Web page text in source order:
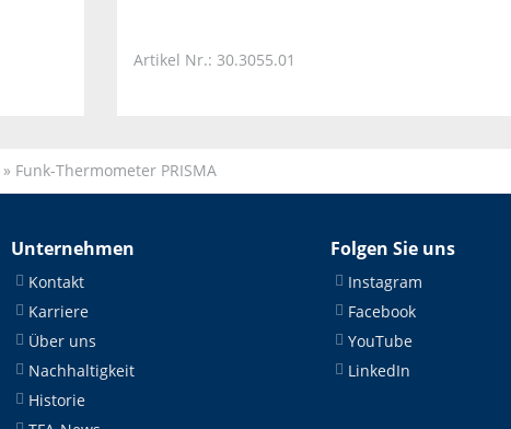
Artikel Nr.: 30.3055.01
» Funk-Thermometer PRISMA
Unternehmen
Kontakt
Karriere
Über uns
Nachhaltigkeit
Historie
Folgen Sie uns
Instagram
Facebook
YouTube
LinkedIn